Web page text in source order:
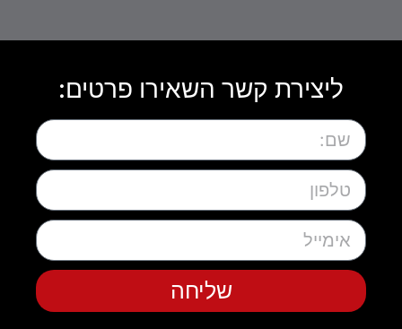
ליצירת קשר השאירו פרטים:
שליחה